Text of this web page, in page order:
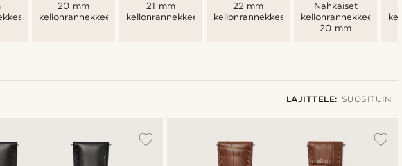
20 mm
kellonrannekkeet
21 mm
kellonrannekkeet
22 mm
kellonrannekkeet
Nahkaiset
kellonrannekkeet
20 mm
LAJITTELE: SUOSITUIN
Uusin